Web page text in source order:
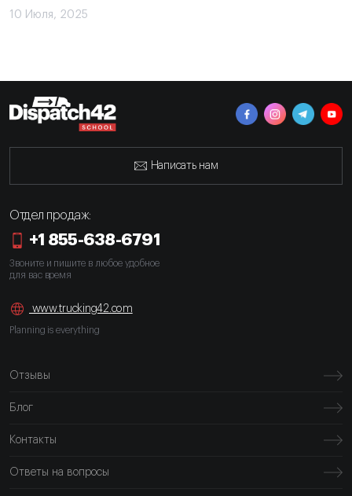
10 Июля, 2025
Написать нам
Отдел продаж:
+1 855-638-6791
Звоните и пишите в любое удобное
для вас время
www.trucking42.com
Planning is everything
Отзывы
Блог
Контакты
Ответы на вопросы